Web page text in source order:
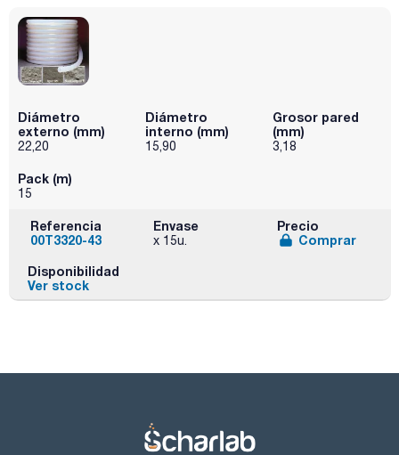
Diámetro
externo (mm)
22,20
Diámetro
interno (mm)
15,90
Grosor pared
(mm)
3,18
Pack (m)
15
Referencia
00T3320-43
Envase
x 15u.
Precio
Comprar
Disponibilidad
Ver stock